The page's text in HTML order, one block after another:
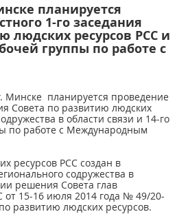
планируется
1-го заседания
людских ресурсов РСС и
группы по работе с
Минске планируется проведение
Совета по развитию людских
в области связи и 14-го
по работе с Международным
ресурсов РСС создан в
содружества в
решения Совета глав
от 15-16 июля 2014 года № 49/20-
развитию людских ресурсов.